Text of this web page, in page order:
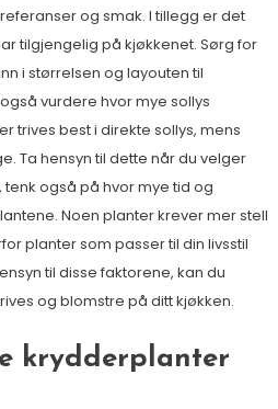
og smak. I tillegg er det
tilgjengelig på kjøkkenet. Sørg for
i størrelsen og layouten til
vurdere hvor mye sollys
trives best i direkte sollys, mens
Ta hensyn til dette når du velger
tenk også på hvor mye tid og
Noen planter krever mer stell
planter som passer til din livsstil
til disse faktorene, kan du
og blomstre på ditt kjøkken.
krydderplanter